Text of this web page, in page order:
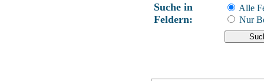
Suche in
Feldern:
Alle
Nur